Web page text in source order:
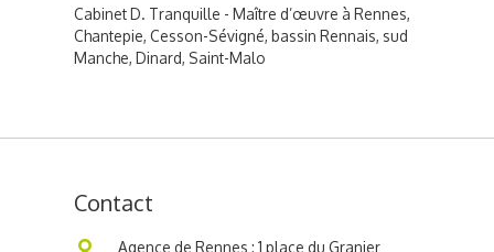
Cabinet D. Tranquille - Maître d’œuvre à Rennes,
Chantepie, Cesson-Sévigné, bassin Rennais, sud
Manche, Dinard, Saint-Malo
Contact
Agence de Rennes : 1 place du Granier